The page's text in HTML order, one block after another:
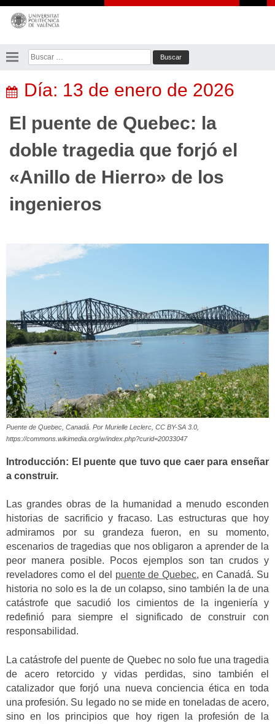
Saltar
contenido
Buscar:
Día: 13 de enero de 2026
El puente de Quebec: la
doble tragedia que forjó el
«Anillo de Hierro» de los
ingenieros
Puente de Quebec, Canadá. Por Murielle Leclerc, CC BY-SA 3.0,
https://commons.wikimedia.org/w/index.php?curid=20033047
Introducción: El puente que tuvo que caer para enseñar
a construir.
Las grandes obras de la humanidad a menudo esconden
historias de sacrificio y fracaso. Las estructuras que hoy
admiramos por su grandeza fueron, en su momento,
escenarios de tragedias que nos obligaron a aprender de la
peor manera posible. Pocos ejemplos son tan crudos y
reveladores como el del puente de Quebec, en Canadá. Su
historia no solo es la de un colapso, sino también la de una
catástrofe que sacudió los cimientos de la ingeniería y
redefinió para siempre el significado de construir con
responsabilidad.
La catástrofe del puente de Quebec no solo fue una tragedia
de acero retorcido y vidas perdidas, sino también el
catalizador que forjó una nueva conciencia ética en toda
una profesión. Su legado no se mide en toneladas de acero,
sino en los principios que hoy rigen la profesión de la